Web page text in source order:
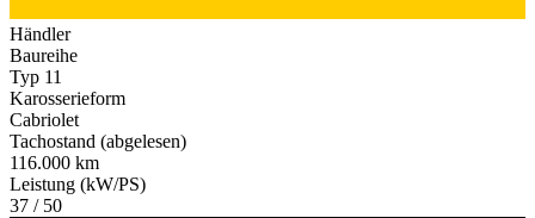
Händler
Baureihe
Typ 11
Karosserieform
Cabriolet
Tachostand (abgelesen)
116.000 km
Leistung (kW/PS)
37 / 50